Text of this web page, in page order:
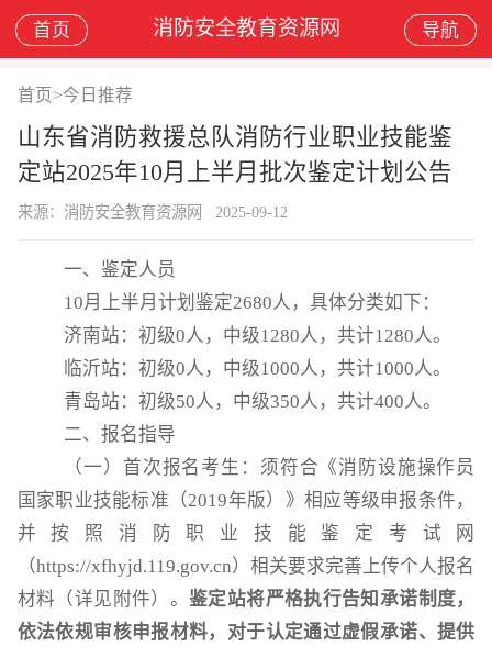
首页 消防安全教育资源网 导航
首页 >今日推荐
山东省消防救援总队消防行业职业技能鉴
定站2025年10月上半月批次鉴定计划公告
来源：消防安全教育资源网 2025-09-12
一、鉴定人员
10月上半月计划鉴定2680人，具体分类如下：
济南站：初级0人，中级1280人，共计1280人。
临沂站：初级0人，中级1000人，共计1000人。
青岛站：初级50人，中级350人，共计400人。
二、报名指导
（一）首次报名考生：须符合《消防设施操作员
国家职业技能标准（2019年版）》相应等级申报条件，
并按照消防职业技能鉴定考试网
（https://xfhyjd.119.gov.cn）相关要求完善上传个人报名
材料（详见附件）。鉴定站将严格执行告知承诺制度，
依法依规审核申报材料，对于认定通过虚假承诺、提供